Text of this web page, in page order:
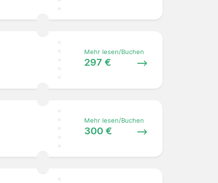
Mehr lesen/Buchen
297 €
Mehr lesen/Buchen
300 €